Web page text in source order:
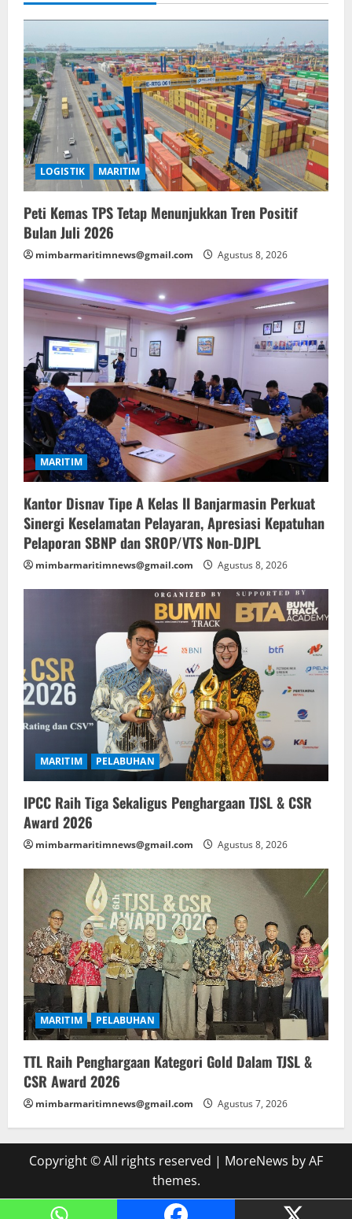
LOGISTIK MARITIM
Peti Kemas TPS Tetap Menunjukkan Tren Positif
Bulan Juli 2026
mimbarmaritimnews@gmail.com Agustus 8, 2026
MARITIM
Kantor Disnav Tipe A Kelas II Banjarmasin Perkuat
Sinergi Keselamatan Pelayaran, Apresiasi Kepatuhan
Pelaporan SBNP dan SROP/VTS Non-DJPL
mimbarmaritimnews@gmail.com Agustus 8, 2026
MARITIM PELABUHAN
IPCC Raih Tiga Sekaligus Penghargaan TJSL & CSR
Award 2026
mimbarmaritimnews@gmail.com Agustus 8, 2026
MARITIM PELABUHAN
TTL Raih Penghargaan Kategori Gold Dalam TJSL &
CSR Award 2026
mimbarmaritimnews@gmail.com Agustus 7, 2026
Copyright © All rights reserved | MoreNews by AF
themes.